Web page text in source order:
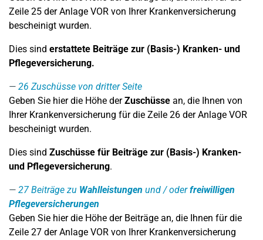
Zeile 25 der Anlage VOR von Ihrer Krankenversicherung
bescheinigt wurden.
Dies sind erstattete Beiträge zur (Basis-) Kranken- und
Pflegeversicherung.
26 Zuschüsse von dritter Seite
Geben Sie hier die Höhe derZuschüsse an, die Ihnen von
Ihrer Krankenversicherung für die Zeile 26 der Anlage VOR
bescheinigt wurden.
Dies sind Zuschüsse für Beiträge zur (Basis-) Kranken-
und Pflegeversicherung.
27 Beiträge zu Wahlleistungen und / oderfreiwilligen
Pflegeversicherungen
Geben Sie hier die Höhe der Beiträge an, die Ihnen für die
Zeile 27 der Anlage VOR von Ihrer Krankenversicherung